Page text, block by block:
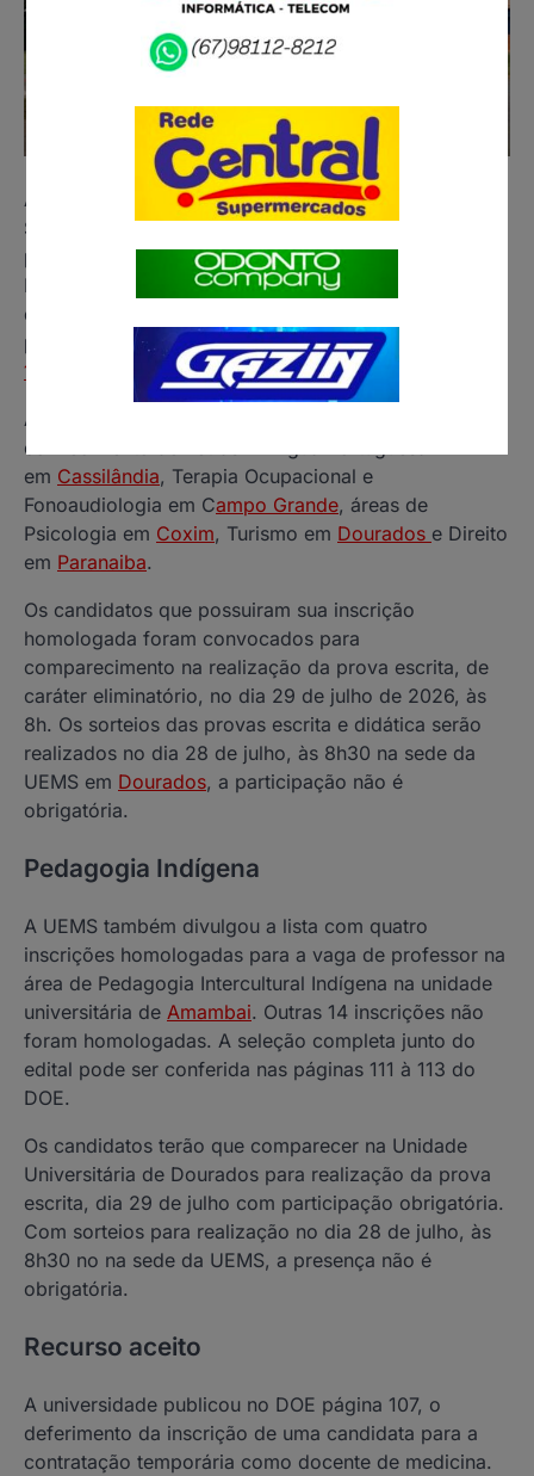
A UEMS (Universidade Estadual de Mato Grosso do
Sul) divulgou as inscrições homologadas de
professor para diversas áreas nesta sexta-feira (29).
Dentre as vagas, está para o processo seletivo de
docente em Pedagogia Indígena. Os editais foram
publicados no DOE (Diário Ofical Eletrônico)
12.173
As 32 inscrições homologadas são para as áreas de
conhecimento de Letras – Língua Portuguesa
em Cassilândia, Terapia Ocupacional e
Fonoaudiologia em Campo Grande, áreas de
Psicologia em Coxim, Turismo em Dourados e Direito
em Paranaiba.
Os candidatos que possuiram sua inscrição
homologada foram convocados para
comparecimento na realização da prova escrita, de
caráter eliminatório, no dia 29 de julho de 2026, às
8h. Os sorteios das provas escrita e didática serão
realizados no dia 28 de julho, às 8h30 na sede da
UEMS em Dourados, a participação não é
obrigatória.
Pedagogia Indígena
A UEMS também divulgou a lista com quatro
inscrições homologadas para a vaga de professor na
área de Pedagogia Intercultural Indígena na unidade
universitária de Amambai. Outras 14 inscrições não
foram homologadas. A seleção completa junto do
edital pode ser conferida nas páginas 111 à 113 do
DOE.
Os candidatos terão que comparecer na Unidade
Universitária de Dourados para realização da prova
escrita, dia 29 de julho com participação obrigatória.
Com sorteios para realização no dia 28 de julho, às
8h30 no na sede da UEMS, a presença não é
obrigatória.
Recurso aceito
A universidade publicou no DOE página 107, o
deferimento da inscrição de uma candidata para a
contratação temporária como docente de medicina.